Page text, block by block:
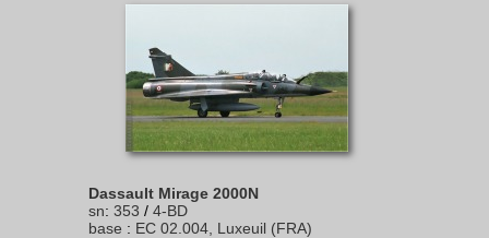
Dassault Mirage 2000N
sn: 353 / 4-BD
base : EC 02.004, Luxeuil (FRA)